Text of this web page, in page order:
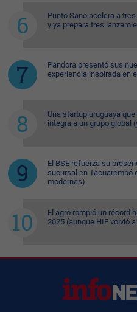
Punto Sano acelera a
y ya prepara tres
Pandora presentó sus
experiencia inspirada en
Una startup uruguaya
integra a un grupo global
El BSE refuerza su
sucursal en Tacuarembó
modernas)
El agro rompió un récord
2025 (aunque HIF volvió